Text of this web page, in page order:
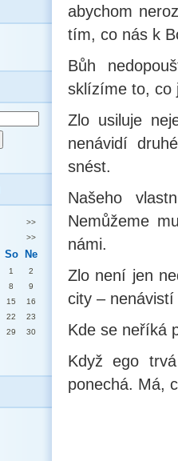
>>
>>
So Ne
1
2
8
9
15
16
22
23
29
30
abychom
tím, co nás k
Bůh
sklízíme to, co
Zlo usiluje
nenávidí
snést.
Našeho
Nemůžeme
námi.
Zlo není jen
city –
Kde se neříká
Když ego
ponechá. Má,